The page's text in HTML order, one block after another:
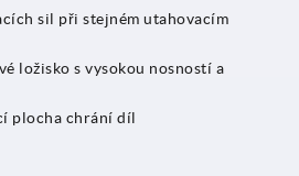
sil při stejném utahovacím
ložisko s vysokou nosností a
plocha chrání díl